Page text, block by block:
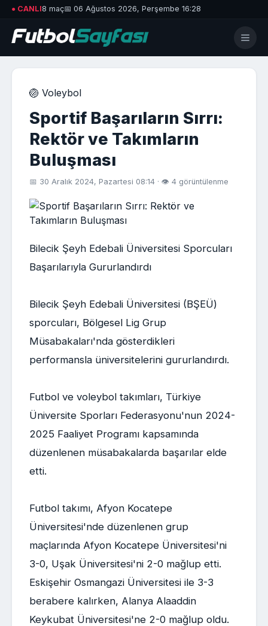
● CANLI8 maç📅 06 Ağustos 2026, Perşembe 16:28
🏐 Voleybol
Sportif Başarıların Sırrı:
Rektör ve Takımların
Buluşması
📅 30 Aralık 2024, Pazartesi 08:14 · 👁 4 görüntülenme
Bilecik Şeyh Edebali Üniversitesi Sporcuları
Başarılarıyla Gururlandırdı
Bilecik Şeyh Edebali Üniversitesi (BŞEÜ)
sporcuları, Bölgesel Lig Grup
Müsabakaları'nda gösterdikleri
performansla üniversitelerini gururlandırdı.
Futbol ve voleybol takımları, Türkiye
Üniversite Sporları Federasyonu'nun 2024-
2025 Faaliyet Programı kapsamında
düzenlenen müsabakalarda başarılar elde
etti.
Futbol takımı, Afyon Kocatepe
Üniversitesi'nde düzenlenen grup
maçlarında Afyon Kocatepe Üniversitesi'ni
3-0, Uşak Üniversitesi'ni 2-0 mağlup etti.
Eskişehir Osmangazi Üniversitesi ile 3-3
berabere kalırken, Alanya Alaaddin
Keykubat Üniversitesi'ne 2-0 mağlup oldu.